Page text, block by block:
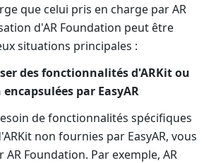
que celui pris en charge par AR
d'AR Foundation peut être
situations principales :
des fonctionnalités d'ARKit ou
par EasyAR
de fonctionnalités spécifiques
non fournies par EasyAR, vous
AR Foundation. Par exemple, AR